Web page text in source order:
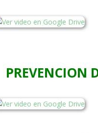
PREVENCION